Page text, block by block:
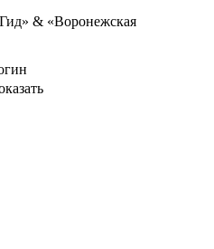
& «Воронежская